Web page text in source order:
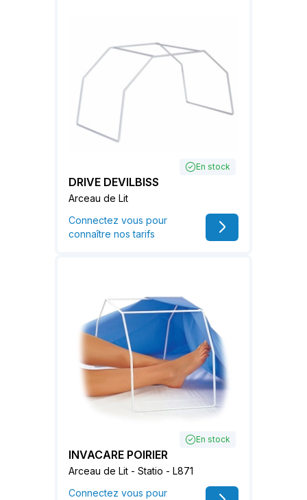
En stock
DRIVE DEVILBISS
Arceau de Lit
Connectez vous pour
connaître nos tarifs
En stock
INVACARE POIRIER
Arceau de Lit - Statio - L871
Connectez vous pour